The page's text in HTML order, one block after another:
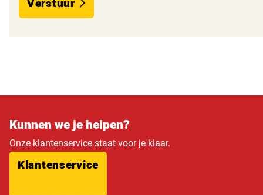
Verstuur
Kunnen we je helpen?
Onze klantenservice staat voor je klaar.
Klantenservice